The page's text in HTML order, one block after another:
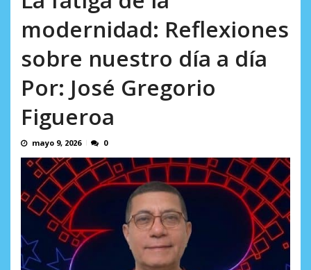
modernidad: Reflexiones
sobre nuestro día a día
Por: José Gregorio
Figueroa
mayo 9, 2026 0